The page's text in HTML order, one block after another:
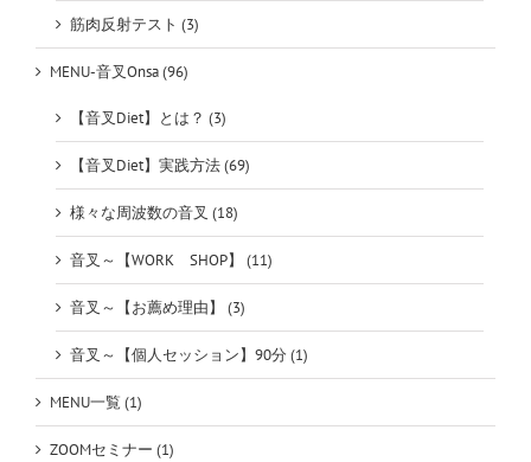
筋肉反射テスト (3)
MENU-音叉Onsa (96)
【音叉Diet】とは？ (3)
【音叉Diet】実践方法 (69)
様々な周波数の音叉 (18)
音叉～【WORK SHOP】 (11)
音叉～【お薦め理由】 (3)
音叉～【個人セッション】90分 (1)
MENU一覧 (1)
ZOOMセミナー (1)